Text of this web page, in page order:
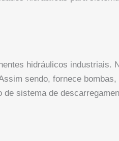
hidráulicos industriais.
sendo, fornece
sistema de